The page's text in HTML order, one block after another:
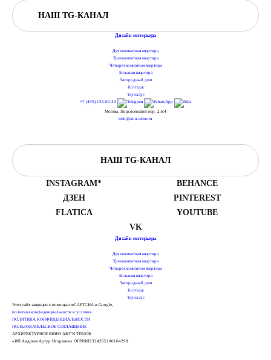
НАШ TG-КАНАЛ
Дизайн интерьера
Двухкомнатная квартира
Трехкомнатная квартира
Четырехкомнатная квартира
Большая квартира
Загородный дом
Коттедж
Таунхаус
+7 (495) 135-00-33
Москва, Подсосенский пер. 23с4
info@art-n-terior.ru
НАШ TG-КАНАЛ
INSTAGRAM*
BEHANCE
ДЗЕН
PINTEREST
FLATICA
YOUTUBE
VK
Дизайн интерьера
Двухкомнатная квартира
Трехкомнатная квартира
Четырехкомнатная квартира
Большая квартира
Загородный дом
Коттедж
Таунхаус
Этот сайт защищен с помощью reCAPTCHA и Google,
политика конфиденциальности и условия
ПОЛИТИКА КОНФИДЕНЦИАЛЬНОСТИ
ПОЛЬЗОВАТЕЛЬСКОЕ СОГЛАШЕНИЕ
АРХИТЕКТУРНОЕ БЮРО ART’N’TERIOR
«ИП Андреев Артур Игоревич» ОГРНИП:324265100164299